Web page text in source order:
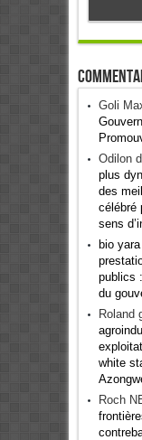
Goli
Odilon
plus
des
célébré
sens
bio yara
publics
du
Roland
white
Roch